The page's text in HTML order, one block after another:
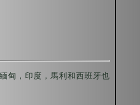
甸，印度，馬利和西班牙也